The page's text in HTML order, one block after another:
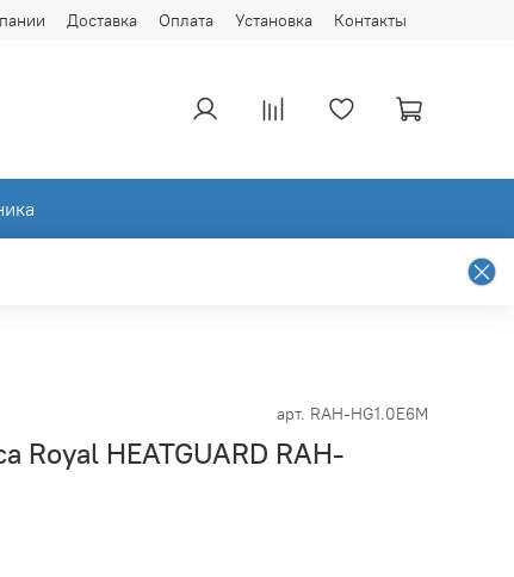
Доставка Оплата Установка Контакты
арт. RAH-HG1.0E6M
Royal HEATGUARD RAH-